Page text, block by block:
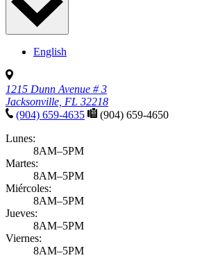
English
1215 Dunn Avenue # 3
Jacksonville, FL 32218
(904) 659-4635
(904) 659-4650
Lunes:
8AM–5PM
Martes:
8AM–5PM
Miércoles:
8AM–5PM
Jueves:
8AM–5PM
Viernes:
8AM–5PM